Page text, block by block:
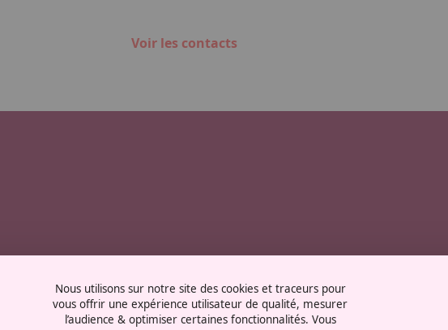
Voir les contacts
Nous utilisons sur notre site des cookies et traceurs pour
vous offrir une expérience utilisateur de qualité, mesurer
l’audience & optimiser certaines fonctionnalités. Vous